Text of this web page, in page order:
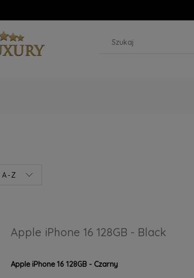
A-Z
Apple iPhone 16 128GB - Black
Apple iPhone 16 128GB - Czarny